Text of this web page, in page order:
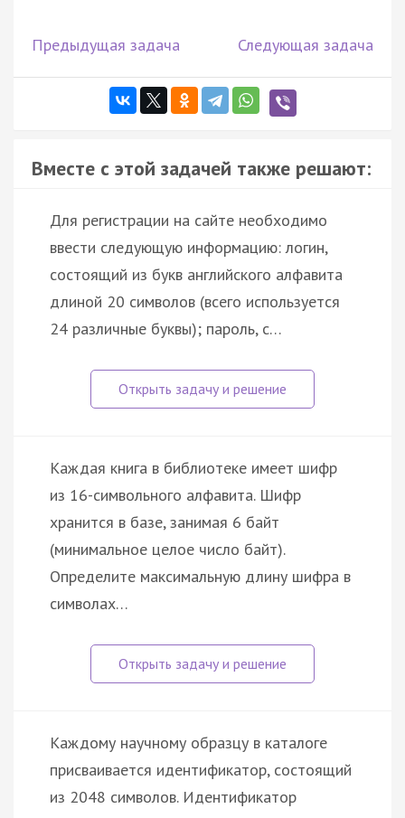
Предыдущая задача Следующая задача
Вместе с этой задачей также решают:
Для регистрации на сайте необходимо
ввести следующую информацию: логин,
состоящий из букв английского алфавита
длиной 20 символов (всего используется
24 различные буквы); пароль, с…
Каждая книга в библиотеке имеет шифр
из 16-символьного алфавита. Шифр
хранится в базе, занимая 6 байт
(минимальное целое число байт).
Определите максимальную длину шифра в
символах…
Каждому научному образцу в каталоге
присваивается идентификатор, состоящий
из 2048 символов. Идентификатор